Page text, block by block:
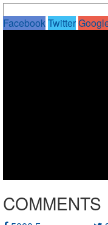
FacebookTwitter
COMMENTS